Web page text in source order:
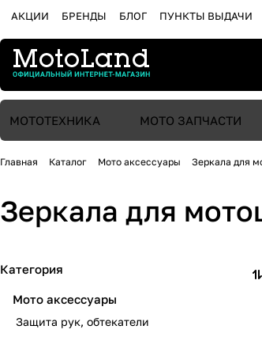
АКЦИИ БРЕНДЫ БЛОГ ПУНКТЫ ВЫДАЧИ
МОТОТЕХНИКА МОТО ЗАПЧАСТИ
Главная Каталог Мото аксессуары Зеркала для
Зеркала для
Категория
Мото аксессуары
Защита рук, обтекатели